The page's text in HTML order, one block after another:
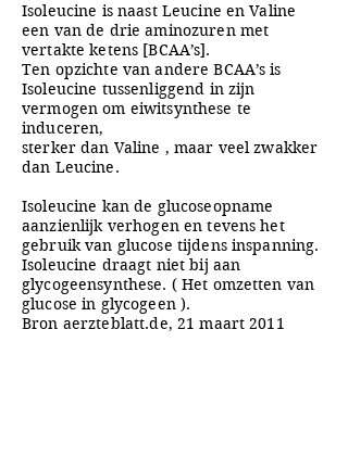
Isoleucine is naast Leucine en Valine
een van de drie aminozuren met
vertakte ketens [BCAA’s].
Ten opzichte van andere BCAA’s is
Isoleucine tussenliggend in zijn
vermogen om eiwitsynthese te
induceren,
sterker dan Valine , maar veel zwakker
dan Leucine.
Isoleucine kan de glucoseopname
aanzienlijk verhogen en tevens het
gebruik van glucose tijdens inspanning.
Isoleucine draagt niet bij aan
glycogeensynthese. ( Het omzetten van
glucose in glycogeen ).
Bron aerzteblatt.de, 21 maart 2011